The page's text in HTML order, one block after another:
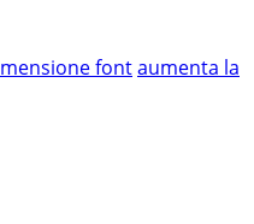
fontaumenta la